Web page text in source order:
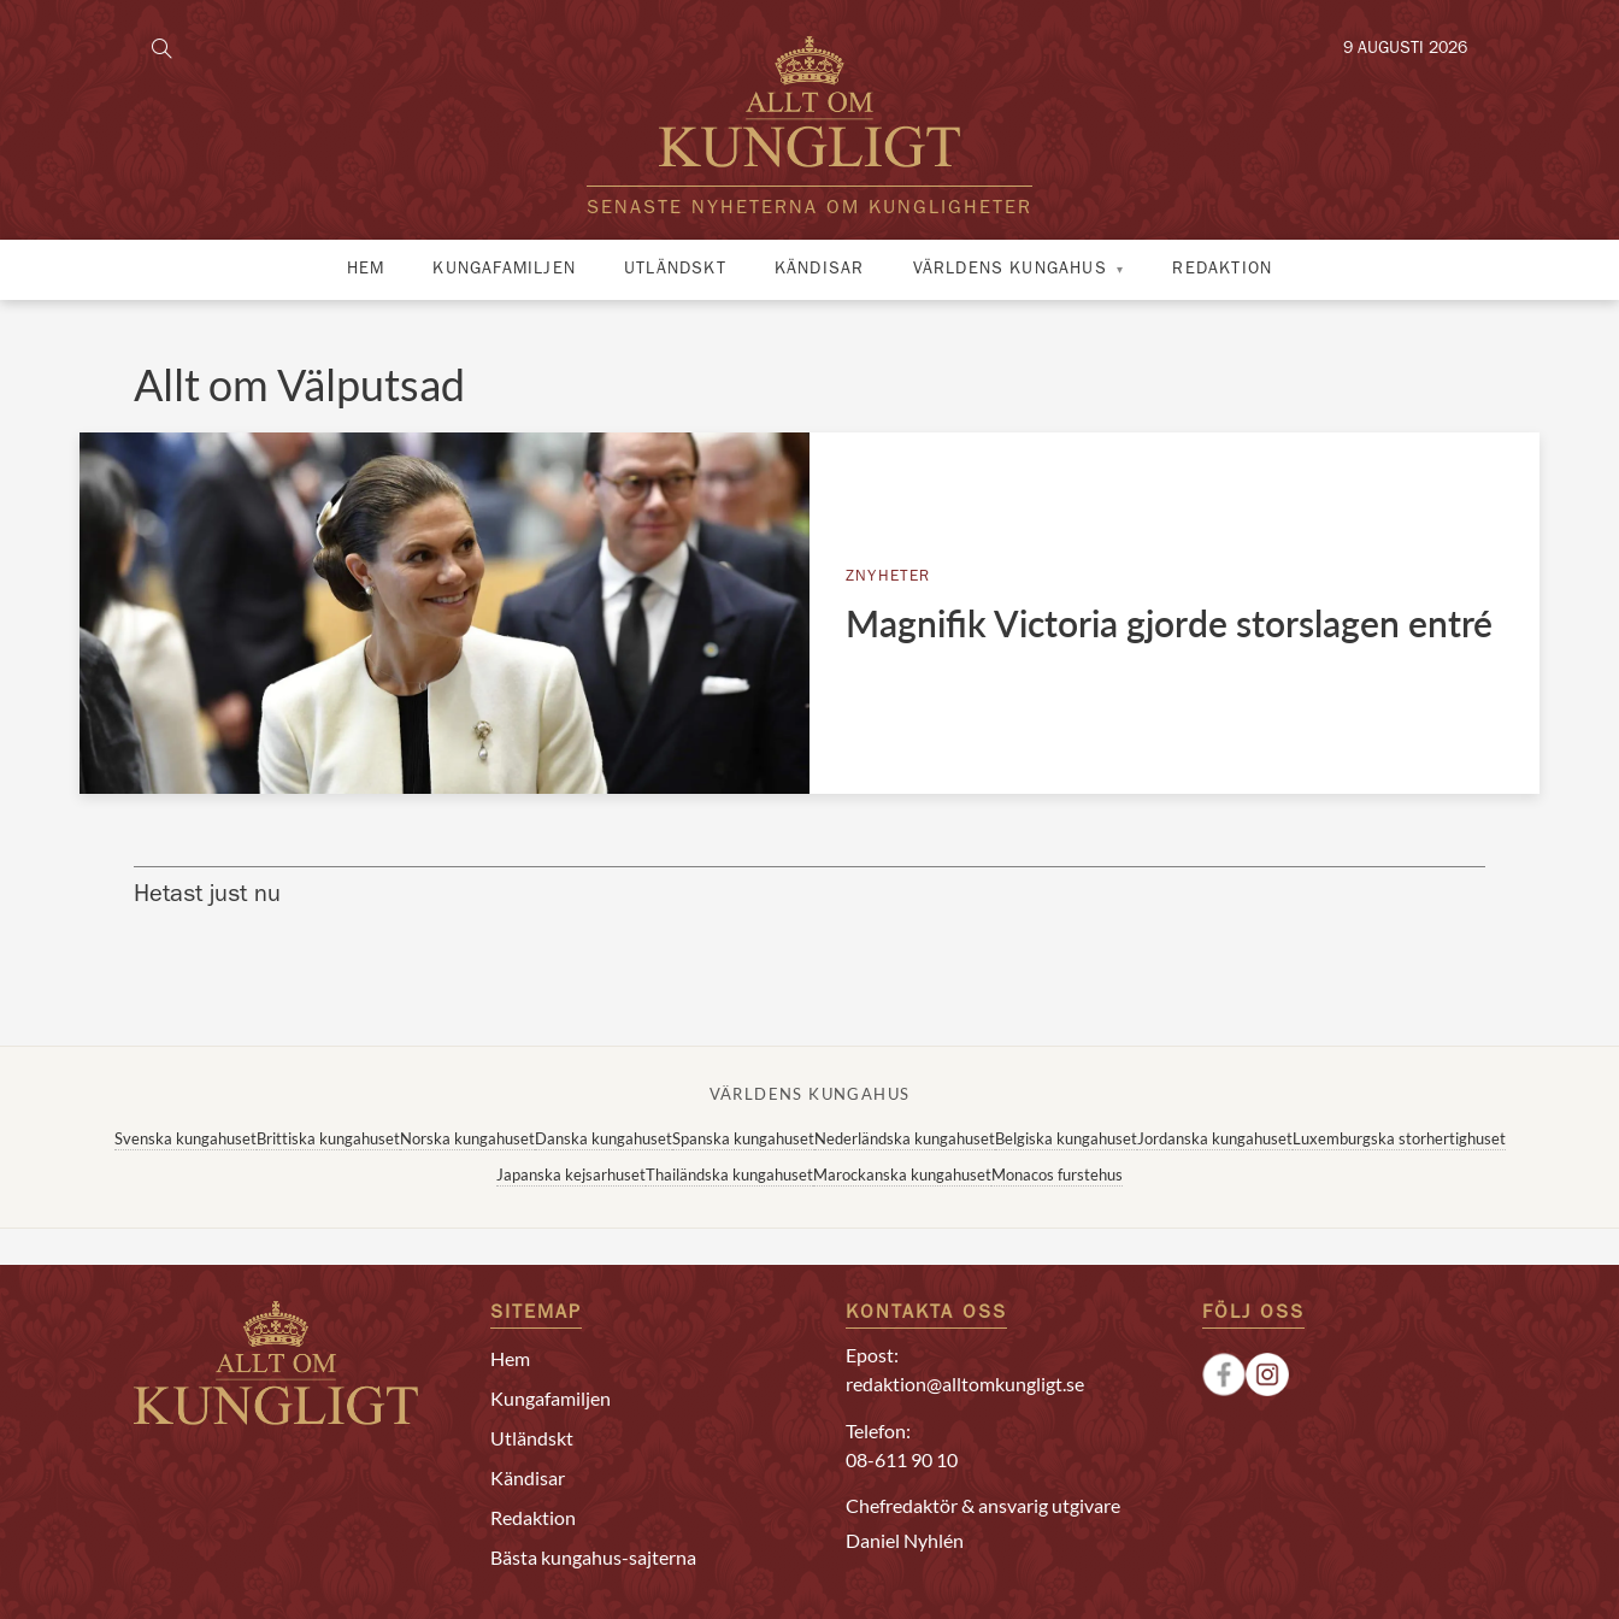
SENASTE NYHETERNA OM KUNGLIGHETER
9 AUGUSTI 2026
HEM KUNGAFAMILJEN UTLÄNDSKT KÄNDISAR VÄRLDENS KUNGAHUS REDAKTION
Allt om Välputsad
ZNYHETER
Magnifik Victoria gjorde storslagen entré
Hetast just nu
VÄRLDENS KUNGAHUS
Svenska kungahusetBrittiska kungahusetNorska kungahusetDanska kungahusetSpanska kungahusetNederländska kungahusetBelgiska kungahusetJordanska kungahusetLuxemburgska storhertighuset
Japanska kejsarhusetThailändska kungahusetMarockanska kungahusetMonacos furstehus
SITEMAP
Hem
Kungafamiljen
Utländskt
Kändisar
Redaktion
Bästa kungahus-sajterna
KONTAKTA OSS
Epost:
redaktion@alltomkungligt.se
Telefon:
08-611 90 10
Chefredaktör & ansvarig utgivare
Daniel Nyhlén
FÖLJ OSS